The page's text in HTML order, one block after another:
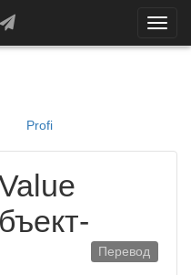
Profi
Перевод